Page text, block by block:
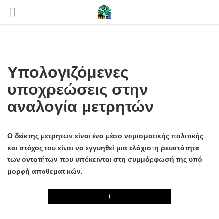
Υπολογιζόμενες
υποχρεώσεις στην
αναλογία μετρητών
Ο δείκτης μετρητών είναι ένα μέσο νομισματικής πολιτικής
και στόχος του είναι να εγγυηθεί μια ελάχιστη ρευστότητα
των οντοτήτων που υπόκεινται στη συμμόρφωσή της υπό
μορφή αποθεματικών.
Play